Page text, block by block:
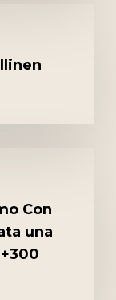
Con
una